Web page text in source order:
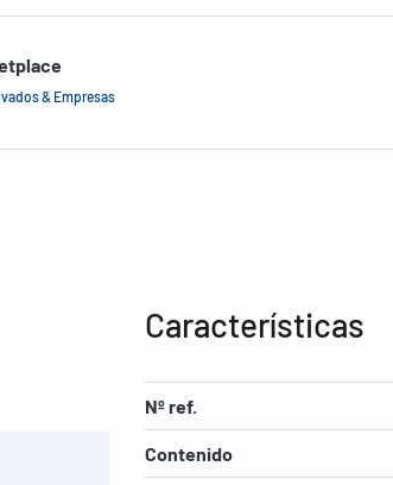
& Empresas
Características
Nº ref.
Contenido